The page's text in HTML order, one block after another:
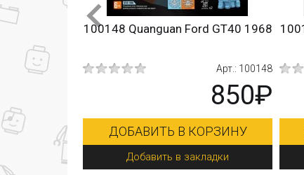
MC12
Арт.: SY5102
100148 Quanguan Ford GT40 1968
Арт.: 100148
850₽
ДОБАВИТЬ В КОРЗИНУ
Добавить в закладки